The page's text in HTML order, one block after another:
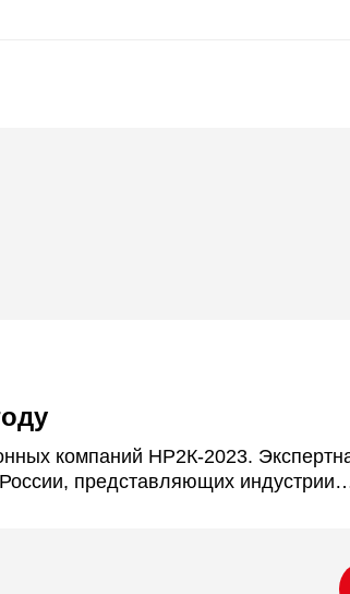
компаний НР2К-2023.
представляющих